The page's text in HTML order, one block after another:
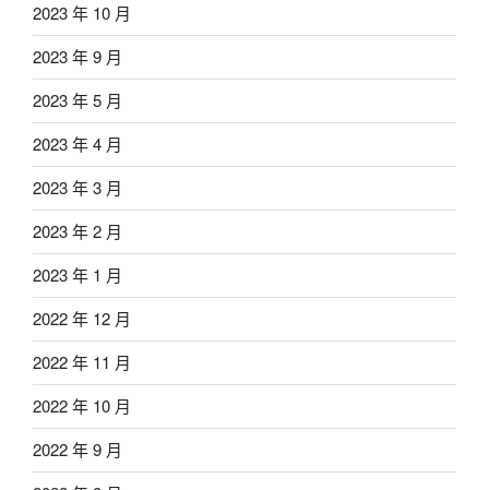
2023 年 10 月
2023 年 9 月
2023 年 5 月
2023 年 4 月
2023 年 3 月
2023 年 2 月
2023 年 1 月
2022 年 12 月
2022 年 11 月
2022 年 10 月
2022 年 9 月